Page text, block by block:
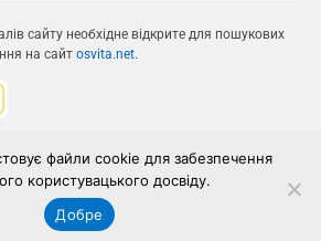
сайту необхідне відкрите для пошукових
на сайт osvita.net.
файли cookie для забезпечення
користувацького досвіду.
Добре